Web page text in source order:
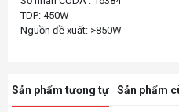
TDP: 450W
Sản phẩm tương tự Sản phẩm